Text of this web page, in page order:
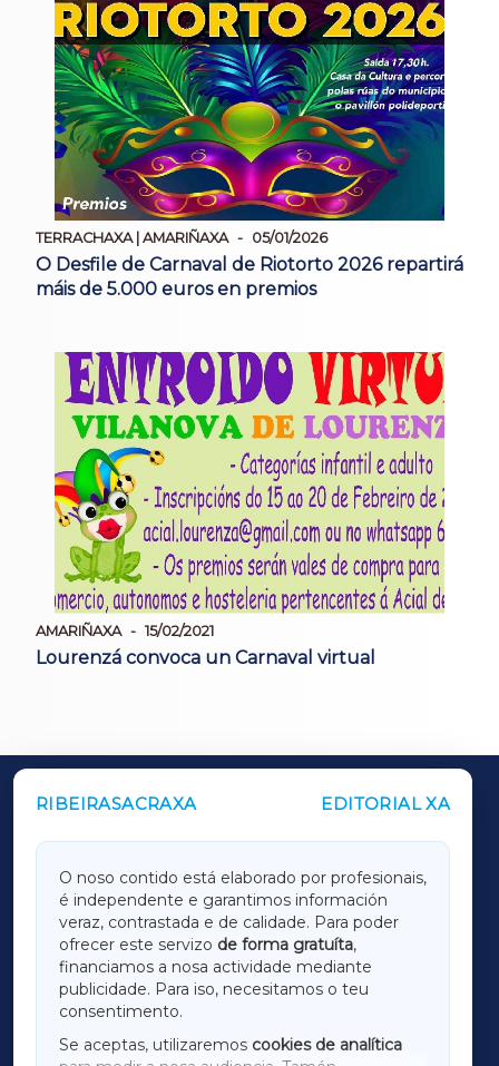
TERRACHAXA | AMARIÑAXA 05/01/2026
O Desfile de Carnaval de Riotorto 2026 repartirá
máis de 5.000 euros en premios
AMARIÑAXA 15/02/2021
Lourenzá convoca un Carnaval virtual
RIBEIRASACRAXA EDITORIAL XA
O noso contido está elaborado por profesionais,
é independente e garantimos información
veraz, contrastada e de calidade. Para poder
ofrecer este servizo de forma gratuíta,
financiamos a nosa actividade mediante
publicidade. Para iso, necesitamos o teu
consentimento.
Se aceptas, utilizaremos cookies de analítica
OUTROS PERIÓDICOS
LUGOXA
TERRACHAXA